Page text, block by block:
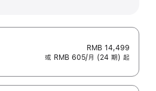
RMB 14,499
或 RMB 605/月 (24 期) 起